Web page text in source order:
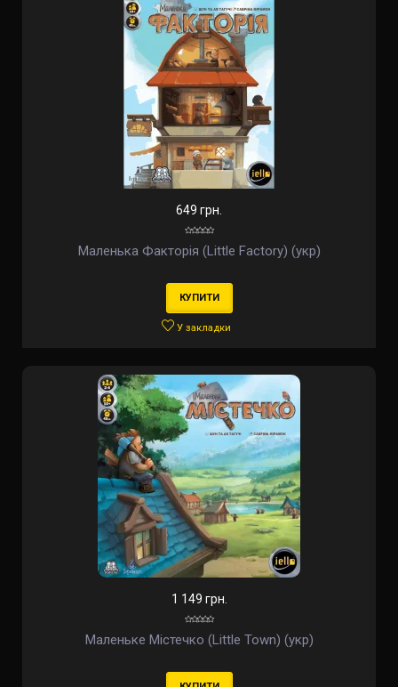
649 грн.
Маленька Факторія (Little Factory) (укр)
КУПИТИ
У закладки
1 149 грн.
Маленьке Містечко (Little Town) (укр)